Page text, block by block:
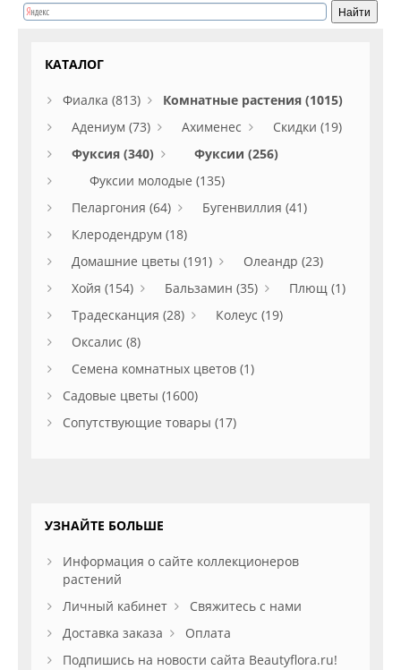
КАТАЛОГ
Фиалка (813)
Комнатные растения (1015)
Адениум (73)
Ахименес
Скидки (19)
Фуксия (340)
Фуксии (256)
Фуксии молодые (135)
Пеларгония (64)
Бугенвиллия (41)
Клеродендрум (18)
Домашние цветы (191)
Олеандр (23)
Хойя (154)
Бальзамин (35)
Плющ (1)
Традесканция (28)
Колеус (19)
Оксалис (8)
Семена комнатных цветов (1)
Садовые цветы (1600)
Сопутствующие товары (17)
УЗНАЙТЕ БОЛЬШЕ
Информация о сайте коллекционеров
растений
Личный кабинет
Свяжитесь с нами
Доставка заказа
Оплата
Подпишись на новости сайта Beautyflora.ru!